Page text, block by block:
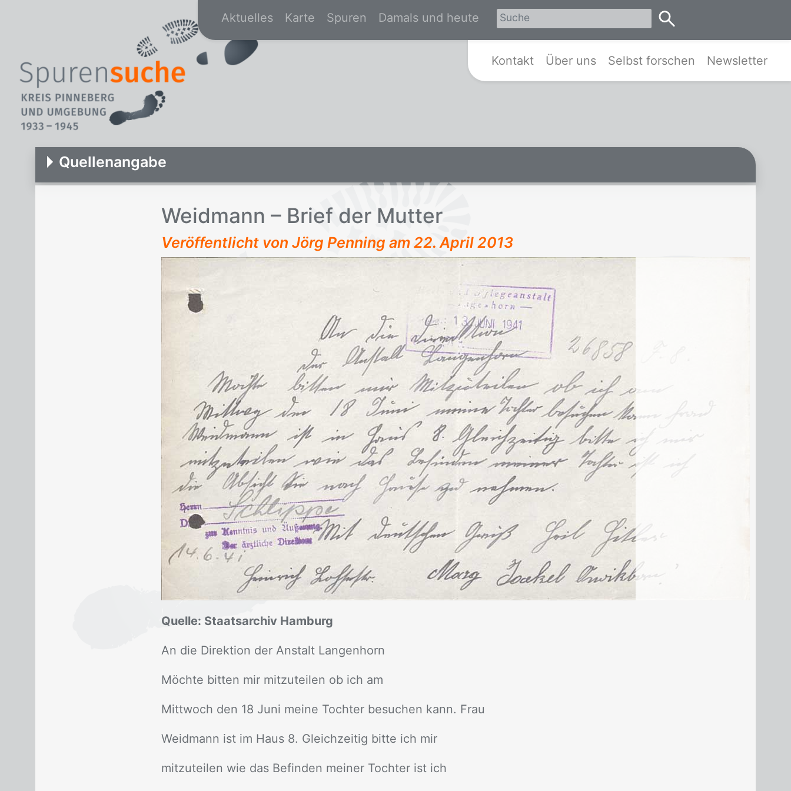
Zur Startseite von Spurensuche Kreis Pinneberg und Umgebung
Aktuelles Karte Spuren Damals und heute
Kontakt Über uns Selbst forschen Newsletter
Quellenangabe
Weid­mann – Brief der Mut­ter
Veröffentlicht von Jörg Penning am 22. April 2013
Quelle: Staatsarchiv Hamburg
An die Di­rek­ti­on der An­stalt Lan­gen­horn
Möch­te bit­ten mir mit­zu­tei­len ob ich am
Mitt­woch den 18 Juni mei­ne Toch­ter be­su­chen kann. Frau
Weid­mann ist im Haus 8. Gleich­zei­tig bit­te ich mir
mit­zu­tei­len wie das Be­fin­den mei­ner Toch­ter ist ich